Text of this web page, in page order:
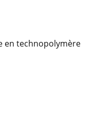
en technopolymère